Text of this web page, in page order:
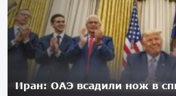
Иран: ОАЭ всадили нож в